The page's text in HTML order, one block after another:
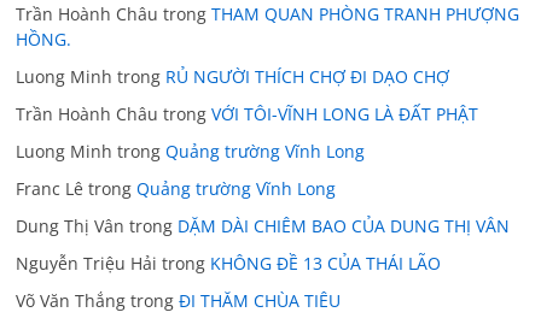
Trần Hoành Châu trongTHAM QUAN PHÒNG TRANH PHƯỢNG
HỒNG.
Luong Minh trong RỦ NGƯỜI THÍCH CHỢ ĐI DẠO CHỢ
Trần Hoành Châu trongVỚI TÔI-VĨNH LONG LÀ ĐẤT PHẬT
Luong Minh trongQuảng trường Vĩnh Long
Franc Lê trongQuảng trường Vĩnh Long
Dung Thị Vân trong DẶM DÀI CHIÊM BAO CỦA DUNG THỊ VÂN
Nguyễn Triệu Hải trong KHÔNG ĐỀ 13 CỦA THÁI LÃO
Võ Văn Thắng trongĐI THĂM CHÙA TIÊU